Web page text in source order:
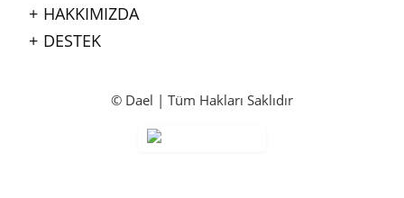
HAKKIMIZDA
DESTEK
© Dael | Tüm Hakları Saklıdır